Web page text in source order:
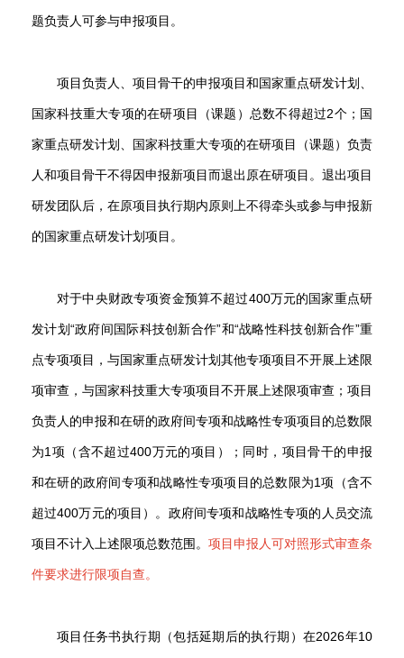
题负责人可参与申报项目。
项目负责人、项目骨干的申报项目和国家重点研发计划、
国家科技重大专项的在研项目（课题）总数不得超过2个；国
家重点研发计划、国家科技重大专项的在研项目（课题）负责
人和项目骨干不得因申报新项目而退出原在研项目。退出项目
研发团队后，在原项目执行期内原则上不得牵头或参与申报新
的国家重点研发计划项目。
对于中央财政专项资金预算不超过400万元的国家重点研
发计划“政府间国际科技创新合作”和“战略性科技创新合作”重
点专项项目，与国家重点研发计划其他专项项目不开展上述限
项审查，与国家科技重大专项项目不开展上述限项审查；项目
负责人的申报和在研的政府间专项和战略性专项项目的总数限
为1项（含不超过400万元的项目）；同时，项目骨干的申报
和在研的政府间专项和战略性专项项目的总数限为1项（含不
超过400万元的项目）。政府间专项和战略性专项的人员交流
项目不计入上述限项总数范围。 项目申报人可对照形式审查条
件要求进行限项自查。
项目任务书执行期（包括延期后的执行期）在2026年10